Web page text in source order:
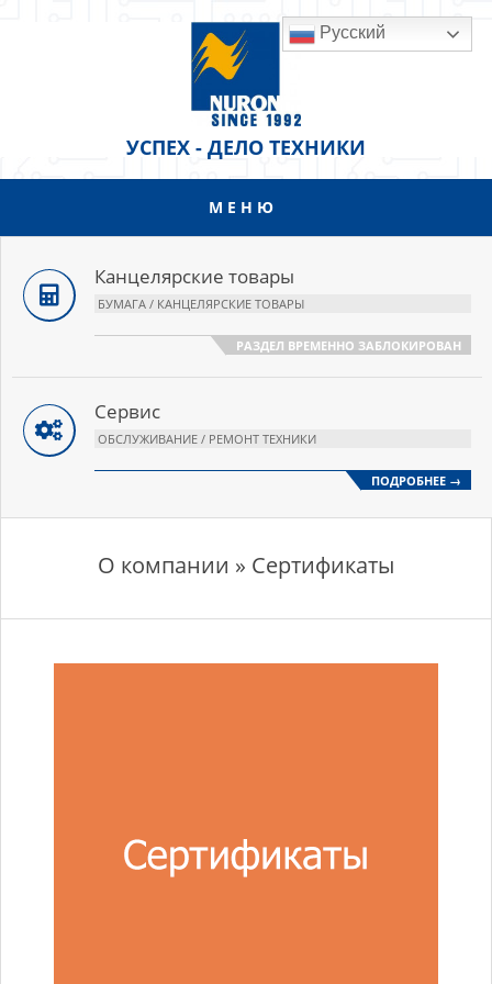
УСПЕХ - ДЕЛО ТЕХНИКИ
навигации
МЕНЮ
Канцелярские товары
БУМАГА / КАНЦЕЛЯРСКИЕ ТОВАРЫ
РАЗДЕЛ ВРЕМЕННО ЗАБЛОКИРОВАН
Сервис
ОБСЛУЖИВАНИЕ / РЕМОНТ ТЕХНИКИ
ПОДРОБНЕЕ →
О компании » Сертификаты
Русский